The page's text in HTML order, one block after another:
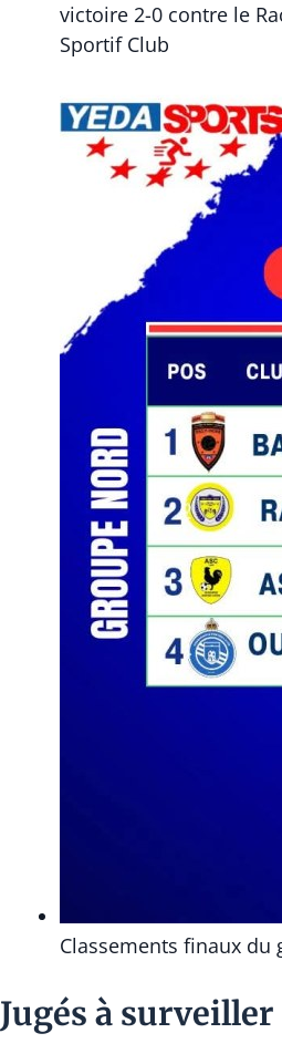
victoire 2-0 contre le
Sportif Club
Classements finaux
Jugés à surveiller